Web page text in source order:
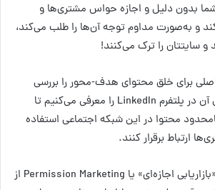
بدون دلیل و اجازه حواس مشتری‌ها و
و به‌صورت مداوم توجه آن‌ها را طلب می‌کند،
و سایتتان را ترک می‌کنند!
۳ نکته اصلی برای خلق محتوای هدف-محور را بررسی
می‌کنیم و نمونه اجرایی آن در پلتفرم LinkedIn را معرفی می‌کنیم تا
محتوا در این شبکه اجتماعی استفاده
ارتباط برقرار کنند.
۲۰ سال از چاپ کتاب «بازاریابی اجازه‌ای» یا Permission Marketing از